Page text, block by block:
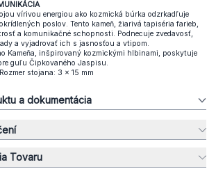
vírivou energiou ako kozmická búrka odzrkadľuje
poslov. Tento kameň, žiarivá tapiséria farieb,
a komunikačné schopnosti. Podnecuje zvedavosť,
a vyjadrovať ich s jasnosťou a vtipom.
Kameňa, inšpirovaný kozmickými hlbinami, poskytuje
guľu Čipkovaného Jaspisu.
stojana: 3 x 15 mm
a dokumentácia
Tovaru